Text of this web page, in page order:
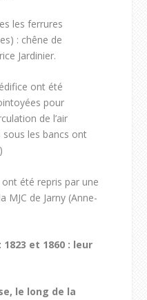
les ferrures
: chêne de
Jardinier.
ont été
pour
de l’air
sous les bancs ont
été repris par une
MJC de Jarny (Anne-
et 1860 : leur
le long de la